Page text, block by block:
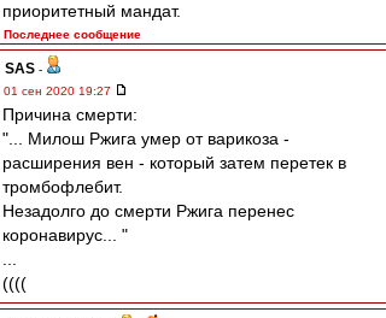
приоритетный мандат.
Последнее сообщение
SAS -
01 сен 2020 19:27
Причина смерти:
"... Милош Ржига умер от варикоза -
расширения вен - который затем перетек в
тромбофлебит.
Незадолго до смерти Ржига перенес
коронавирус... "
((((